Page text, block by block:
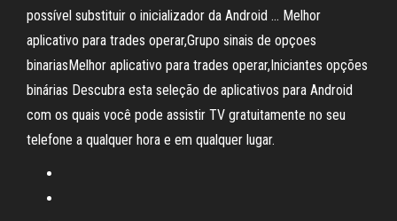
possível substituir o inicializador da Android … Melhor
aplicativo para trades operar,Grupo sinais de opçoes
binariasMelhor aplicativo para trades operar,Iniciantes opções
binárias Descubra esta seleção de aplicativos para Android
com os quais você pode assistir TV gratuitamente no seu
telefone a qualquer hora e em qualquer lugar.